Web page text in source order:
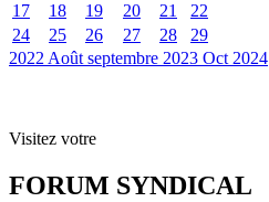
17
18 19 20 21 22
24
25 26 27 28 29
2022Aoûtseptembre 2023 Oct2024
Visitez votre
FORUM SYNDICAL